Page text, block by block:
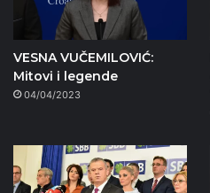
VESNA VUČEMILOVIĆ:
Mitovi i legende
04/04/2023